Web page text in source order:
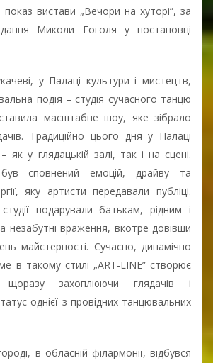
показ вистави „Вечори на хуторі”, за
Миколи Гоголя у постановці
у Палаці культури і мистецтв,
подія – студія сучасного танцю
масштабне шоу, яке зібрало
Традиційно цього дня у Палаці
як у глядацькій залі, так і на сцені.
сповнений емоцій, драйву та
яку артисти передавали публіці.
подарували батькам, рідним і
незабутні враження, вкотре довівши
майстерності. Сучасно, динамічно
в такому стилі „ART-LINE” створює
щоразу захоплюючи глядачів і
однієї з провідних танцювальних
в обласній філармонії, відбувся